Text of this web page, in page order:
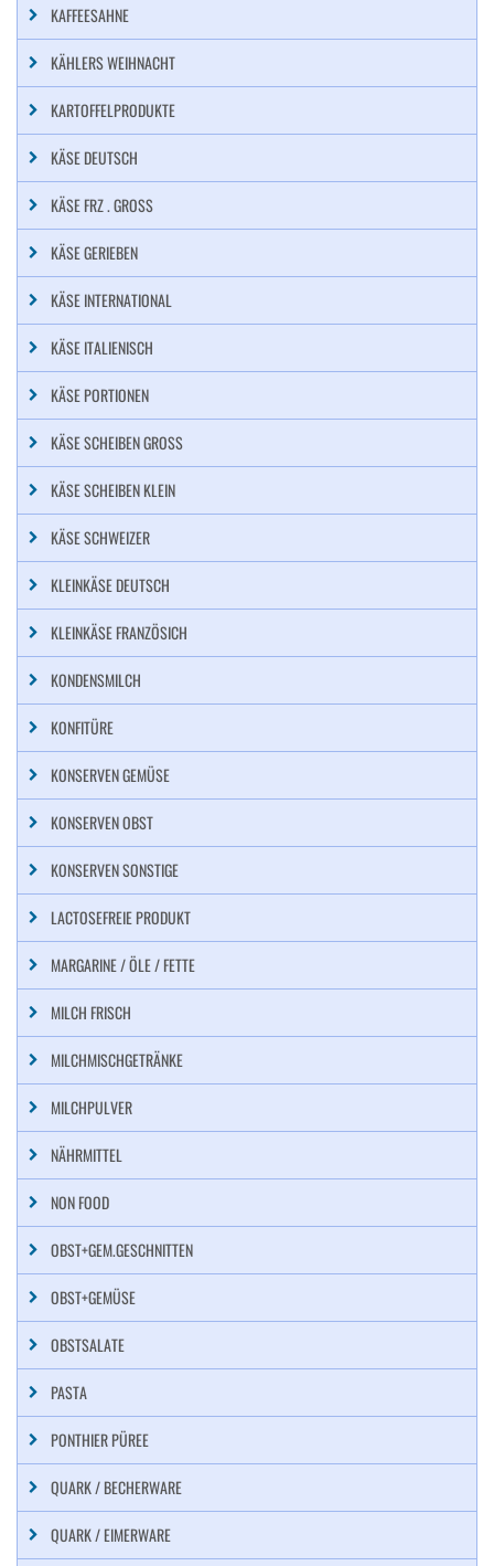
KAFFEESAHNE
KÄHLERS WEIHNACHT
KARTOFFELPRODUKTE
KÄSE DEUTSCH
KÄSE FRZ . GROSS
KÄSE GERIEBEN
KÄSE INTERNATIONAL
KÄSE ITALIENISCH
KÄSE PORTIONEN
KÄSE SCHEIBEN GROSS
KÄSE SCHEIBEN KLEIN
KÄSE SCHWEIZER
KLEINKÄSE DEUTSCH
KLEINKÄSE FRANZÖSICH
KONDENSMILCH
KONFITÜRE
KONSERVEN GEMÜSE
KONSERVEN OBST
KONSERVEN SONSTIGE
LACTOSEFREIE PRODUKT
MARGARINE / ÖLE / FETTE
MILCH FRISCH
MILCHMISCHGETRÄNKE
MILCHPULVER
NÄHRMITTEL
NON FOOD
OBST+GEM.GESCHNITTEN
OBST+GEMÜSE
OBSTSALATE
PASTA
PONTHIER PÜREE
QUARK / BECHERWARE
QUARK / EIMERWARE